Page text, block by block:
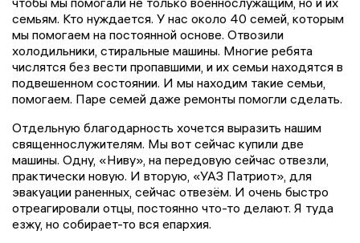
семьям. Кто нуждается. У нас около 40 семей, которым
мы помогаем на постоянной основе. Отвозили
холодильники, стиральные машины. Многие ребята
числятся без вести пропавшими, и их семьи находятся в
подвешенном состоянии. И мы находим такие семьи,
помогаем. Паре семей даже ремонты помогли сделать.
Отдельную благодарность хочется выразить нашим
священнослужителям. Мы вот сейчас купили две
машины. Одну, «Ниву», на передовую сейчас отвезли,
практически новую. И вторую, «УАЗ Патриот», для
эвакуации раненных, сейчас отвезём. И очень быстро
отреагировали отцы, постоянно что-то делают. Я туда
езжу, но собирает-то вся епархия.